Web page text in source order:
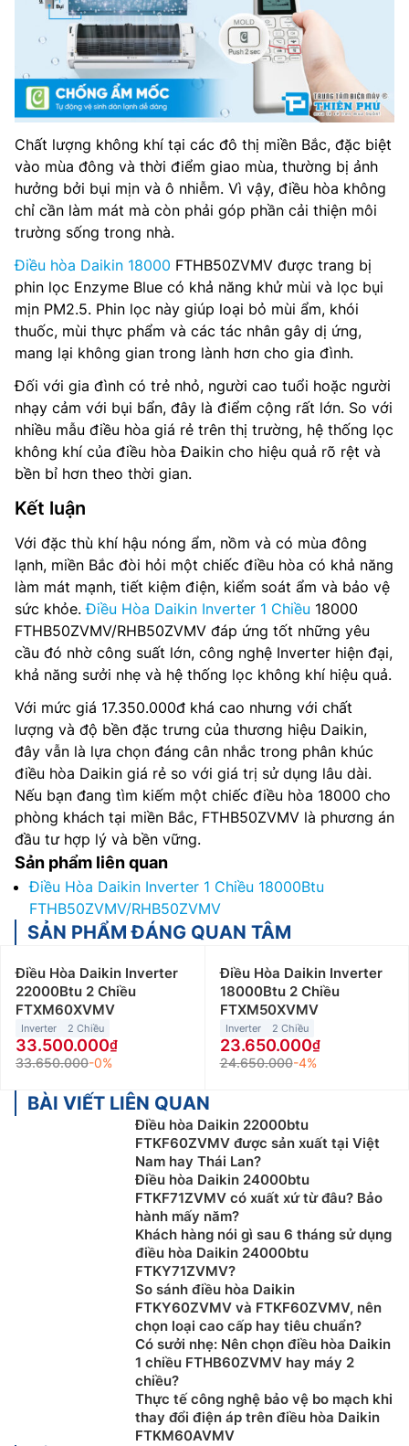
Chất lượng không khí tại các đô thị miền Bắc, đặc biệt
vào mùa đông và thời điểm giao mùa, thường bị ảnh
hưởng bởi bụi mịn và ô nhiễm. Vì vậy, điều hòa không
chỉ cần làm mát mà còn phải góp phần cải thiện môi
trường sống trong nhà.
Điều hòa Daikin 18000 FTHB50ZVMV được trang bị
phin lọc Enzyme Blue có khả năng khử mùi và lọc bụi
mịn PM2.5. Phin lọc này giúp loại bỏ mùi ẩm, khói
thuốc, mùi thực phẩm và các tác nhân gây dị ứng,
mang lại không gian trong lành hơn cho gia đình.
Đối với gia đình có trẻ nhỏ, người cao tuổi hoặc người
nhạy cảm với bụi bẩn, đây là điểm cộng rất lớn. So với
nhiều mẫu điều hòa giá rẻ trên thị trường, hệ thống lọc
không khí của điều hòa Đaikin cho hiệu quả rõ rệt và
bền bỉ hơn theo thời gian.
Kết luận
Với đặc thù khí hậu nóng ẩm, nồm và có mùa đông
lạnh, miền Bắc đòi hỏi một chiếc điều hòa có khả năng
làm mát mạnh, tiết kiệm điện, kiểm soát ẩm và bảo vệ
sức khỏe.Điều Hòa Daikin Inverter 1 Chiều 18000
FTHB50ZVMV/RHB50ZVMV đáp ứng tốt những yêu
cầu đó nhờ công suất lớn, công nghệ Inverter hiện đại,
khả năng sưởi nhẹ và hệ thống lọc không khí hiệu quả.
Với mức giá 17.350.000đ khá cao nhưng với chất
lượng và độ bền đặc trưng của thương hiệu Daikin,
đây vẫn là lựa chọn đáng cân nhắc trong phân khúc
điều hòa Daikin giá rẻ so với giá trị sử dụng lâu dài.
Nếu bạn đang tìm kiếm một chiếc điều hòa 18000 cho
phòng khách tại miền Bắc, FTHB50ZVMV là phương án
đầu tư hợp lý và bền vững.
Sản phẩm liên quan
Điều Hòa Daikin Inverter 1 Chiều 18000Btu
FTHB50ZVMV/RHB50ZVMV
SẢN PHẨM ĐÁNG QUAN TÂM
Điều Hòa Daikin Inverter
22000Btu 2 Chiều
FTXM60XVMV
Inverter 2 Chiều
33.500.000
33.650.000-0%
Điều Hòa Daikin Inverter
18000Btu 2 Chiều
FTXM50XVMV
Inverter 2 Chiều
23.650.000
24.650.000-4%
BÀI VIẾT LIÊN QUAN
Điều hòa Daikin 22000btu
FTKF60ZVMV được sản xuất tại Việt
Nam hay Thái Lan?
Điều hòa Daikin 24000btu
FTKF71ZVMV có xuất xứ từ đâu? Bảo
hành mấy năm?
Khách hàng nói gì sau 6 tháng sử dụng
điều hòa Daikin 24000btu
FTKY71ZVMV?
So sánh điều hòa Daikin
FTKY60ZVMV và FTKF60ZVMV, nên
chọn loại cao cấp hay tiêu chuẩn?
Có sưởi nhẹ: Nên chọn điều hòa Daikin
1 chiều FTHB60ZVMV hay máy 2
chiều?
Thực tế công nghệ bảo vệ bo mạch khi
thay đổi điện áp trên điều hòa Daikin
FTKM60AVMV